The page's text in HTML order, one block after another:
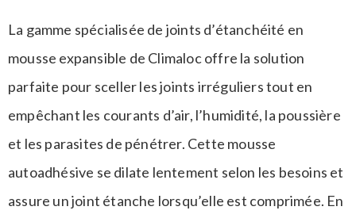
La gamme spécialisée de joints d’étanchéité en
mousse expansible de Climaloc offre la solution
parfaite pour sceller les joints irréguliers tout en
empêchant les courants d’air, l’humidité, la poussière
et les parasites de pénétrer. Cette mousse
autoadhésive se dilate lentement selon les besoins et
assure un joint étanche lorsqu’elle est comprimée. En